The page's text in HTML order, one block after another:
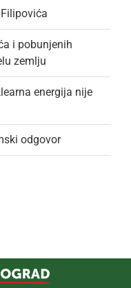
i pobunjenih
zemlju
energija nije
odgovor